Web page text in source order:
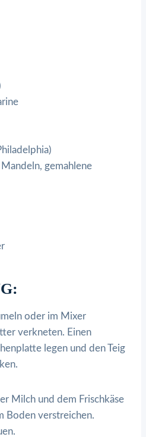
gemahlene
oder im Mixer
verkneten. Einen
legen und den Teig
Milch und dem Frischkäse
Boden verstreichen.